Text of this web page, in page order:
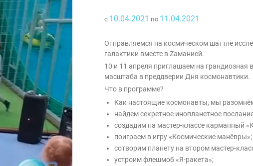
с 10.04.2021 по 11.04.2021
Отправляемся на космическом шаттле
галактики вместе в Zаманией.
10 и 11 апреля приглашаем на грандиозная
масштаба в преддверии Дня космонавтики.
Что в программе?
Как настоящие космонавты, мы
найдем секретное инопланетное
создадим на мастер-классе карманный
поиграем в игру «Космические манёвры»;
сотворим планету на втором мастер-
устроим флешмоб «Я-ракета»;